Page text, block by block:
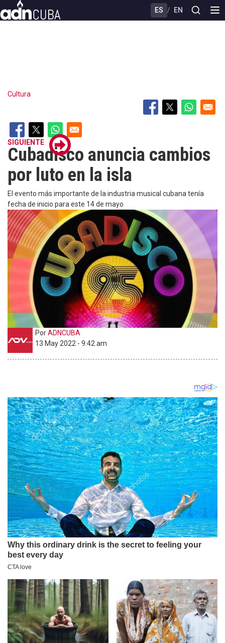
to
ES / EN
Cultura
SIGUIENTE
Cubadisco anuncia cambios
por luto en la isla
El evento más importante de la industria musical cubana tenía
fecha de inicio para este 14 de mayo
PorADNCUBA
13 May 2022 - 9:42 am